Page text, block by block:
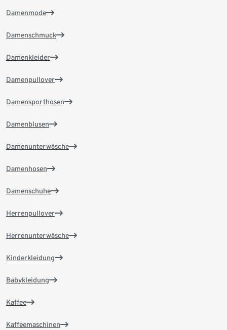
Damenmode
Damenschmuck
Damenkleider
Damenpullover
Damensporthosen
Damenblusen
Damenunterwäsche
Damenhosen
Damenschuhe
Herrenpullover
Herrenunterwäsche
Kinderkleidung
Babykleidung
Kaffee
Kaffeemaschinen